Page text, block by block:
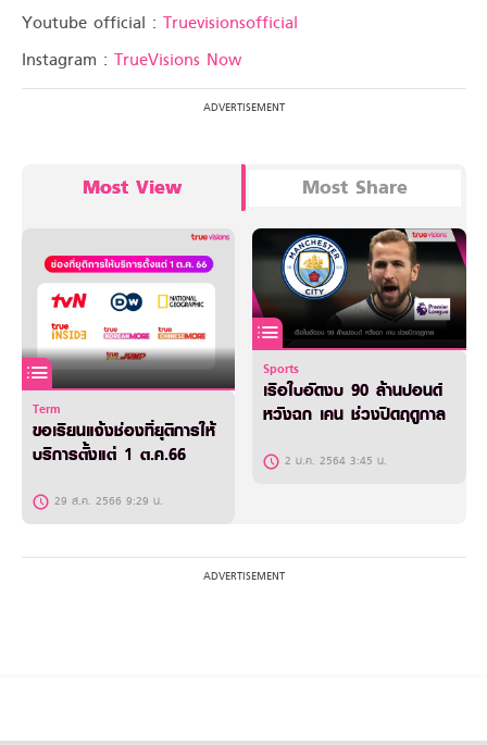
Youtube official : Truevisionsofficial
Instagram : TrueVisions Now
Most View Most Share
Term
ขอเรียนแจ้งช่องที่ยุติการให้
บริการตั้งแต่ 1 ต.ค.66
29 ส.ค. 2566 9:29 น.
Sports
เรือใบอัดงบ 90 ล้านปอนด์
หวังฉก เคน ช่วงปิดฤดูกาล
2 ม.ค. 2564 3:45 น.